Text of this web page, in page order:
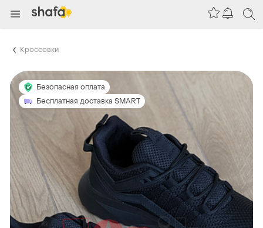
Кроссовки
Безопасная оплата
Бесплатная доставка SMART